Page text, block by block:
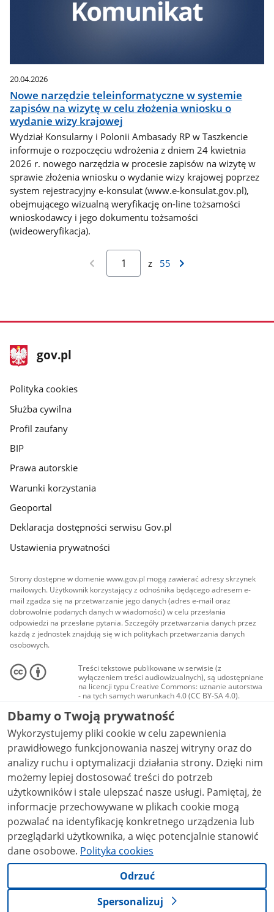
20.04.2026
Nowe narzędzie teleinformatyczne w systemie
zapisów na wizytę w celu złożenia wniosku o
wydanie wizy krajowej
Wydział Konsularny i Polonii Ambasady RP w Taszkencie
informuje o rozpoczęciu wdrożenia z dniem 24 kwietnia
2026 r. nowego narzędzia w procesie zapisów na wizytę w
sprawie złożenia wniosku o wydanie wizy krajowej poprzez
system rejestracyjny e-konsulat (www.e-konsulat.gov.pl),
obejmującego wizualną weryfikację on-line tożsamości
wnioskodawcy i jego dokumentu tożsamości
(wideoweryfikacja).
z 55
stopka
gov.pl
Strona
gov.pl
gov.pl
Polityka cookies
Służba cywilna
Profil zaufany
BIP
Prawa autorskie
Warunki korzystania
Geoportal
Deklaracja dostępności serwisu Gov.pl
Ustawienia prywatności
Strony dostępne w domenie www.gov.pl mogą zawierać adresy skrzynek
mailowych. Użytkownik korzystający z odnośnika będącego adresem e-
mail zgadza się na przetwarzanie jego danych (adres e-mail oraz
dobrowolnie podanych danych w wiadomości) w celu przesłania
odpowiedzi na przesłane pytania. Szczegóły przetwarzania danych przez
każdą z jednostek znajdują się w ich politykach przetwarzania danych
osobowych.
Treści tekstowe publikowane w serwisie (z
wyłączeniem treści audiowizualnych), są udostępniane
na licencji typu Creative Commons: uznanie autorstwa
- na tych samych warunkach 4.0 (CC BY-SA 4.0).
Materiały audiowizualne, w tym zdjęcia, materiały
audio i wideo, są udostępniane na licencji typu
Creative Commons: uznanie autorstwa użycie
niekomercyjne - bez utworów zależnych 4.0 (CC BY-
NC-ND 4.0), o ile nie jest to stwierdzone inaczej.
Dbamy o Twoją prywatność
Wykorzystujemy pliki cookie w celu zapewnienia
prawidłowego funkcjonowania naszej witryny oraz do
analizy ruchu i optymalizacji działania strony. Dzięki nim
możemy lepiej dostosować treści do potrzeb
użytkowników i stale ulepszać nasze usługi. Pamiętaj, że
informacje przechowywane w plikach cookie mogą
pozwalać na identyfikację konkretnego urządzenia lub
przeglądarki użytkownika, a więc potencjalnie stanowić
dane osobowe. Polityka cookies
Odrzuć
Spersonalizuj